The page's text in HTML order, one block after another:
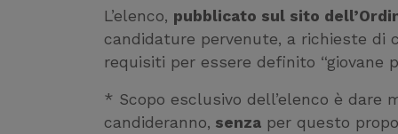
L’elenco, pubblicato sul sito
candidature pervenute, a richieste di
requisiti per essere definito “giovane
* Scopo esclusivo dell’elenco è dare
candideranno, senza per questo